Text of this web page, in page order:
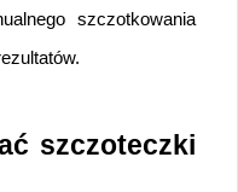
szczotkowania
szczoteczki